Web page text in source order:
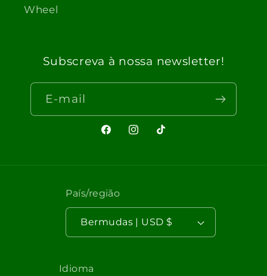
Wheel
Subscreva à nossa newsletter!
E-mail
FacebookInstagram
TikTok
País/região
Bermudas | USD $
Idioma